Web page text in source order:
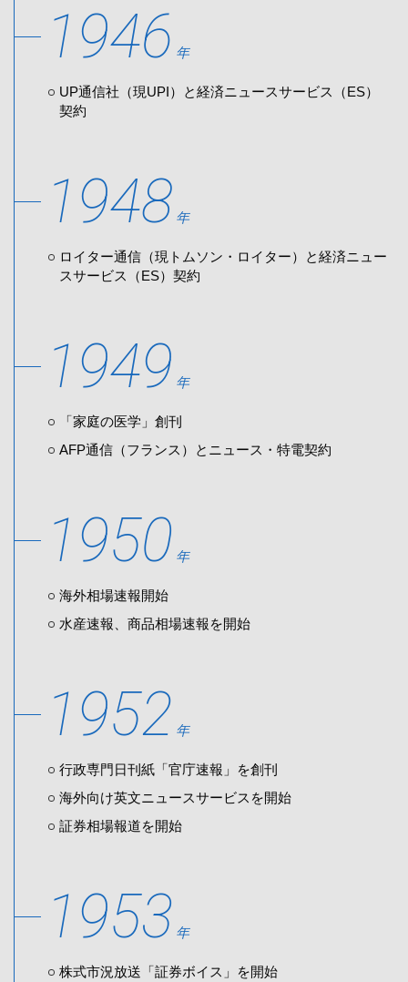
1946 年
UP通信社（現UPI）と経済ニュースサービス（ES）
契約
1948 年
ロイター通信（現トムソン・ロイター）と経済ニュー
スサービス（ES）契約
1949 年
「家庭の医学」創刊
AFP通信（フランス）とニュース・特電契約
1950 年
海外相場速報開始
水産速報、商品相場速報を開始
1952 年
行政専門日刊紙「官庁速報」を創刊
海外向け英文ニュースサービスを開始
証券相場報道を開始
1953 年
株式市況放送「証券ボイス」を開始